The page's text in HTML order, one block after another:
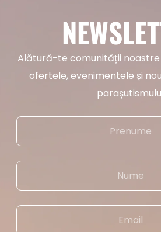
Alătură-te comunității noastre
ofertele, evenimentele și